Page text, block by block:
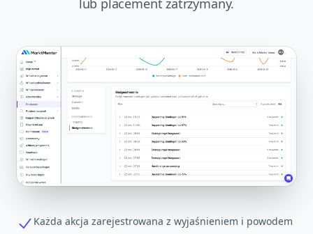
lub placement zatrzymany.
Każda akcja zarejestrowana z wyjaśnieniem i powodem